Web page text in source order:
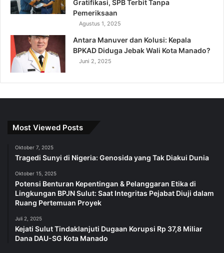
Gratifikasi, SPB Terbit Tanpa
Pemeriksaan
Agustus 1, 2025
Antara Manuver dan Kolusi: Kepala
BPKAD Diduga Jebak Wali Kota Manado?
Juni 2, 2025
Most Viewed Posts
Oktober 7, 2025
Tragedi Sunyi di Nigeria: Genosida yang Tak Diakui Dunia
Oktober 15, 2025
Potensi Benturan Kepentingan & Pelanggaran Etika di
Lingkungan BPJN Sulut: Saat Integritas Pejabat Diuji dalam
Ruang Pertemuan Proyek
Juli 2, 2025
Kejati Sulut Tindaklanjuti Dugaan Korupsi Rp 37,8 Miliar
Dana DAU-SG Kota Manado